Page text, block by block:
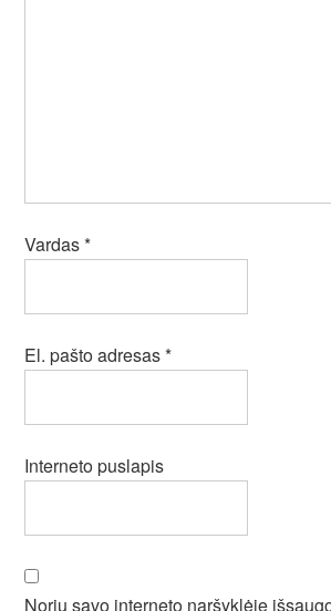
Vardas*
El. pašto adresas*
Interneto puslapis
Noriu savo interneto naršyklėje